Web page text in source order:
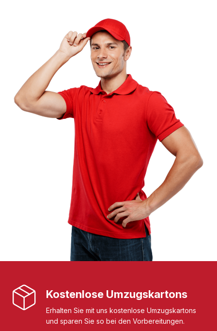
Kostenlose Umzugskartons
Erhalten Sie mit uns kostenlose Umzugskartons
und sparen Sie so bei den Vorbereitungen.